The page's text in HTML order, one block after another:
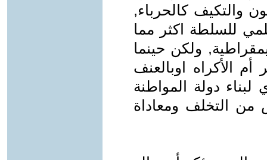
والتكيف كالحرباء,
للسلطة اكثر مما
ولكن حينما
أم الأكراه اوبالعنف
دولة المواطنة
التخلف ومعاداة